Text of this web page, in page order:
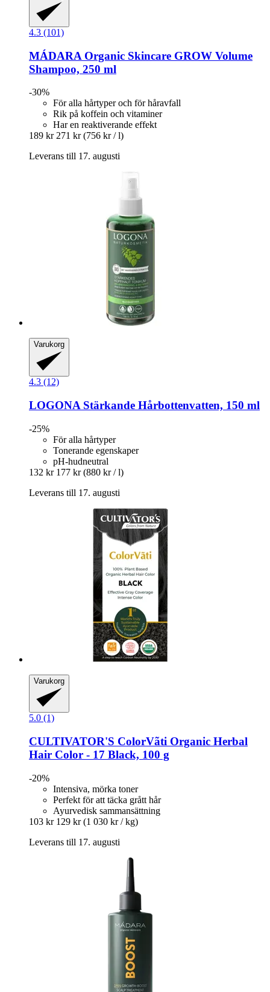
4.3 (101)
MÁDARA Organic Skincare GROW Volume
Shampoo, 250 ml
-30%
För alla hårtyper och för håravfall
Rik på koffein och vitaminer
Har en reaktiverande effekt
189 kr 271 kr (756 kr / l)
Leverans till 17. augusti
Varukorg
4.3 (12)
LOGONA Stärkande Hårbottenvatten, 150 ml
-25%
För alla hårtyper
Tonerande egenskaper
pH-hudneutral
132 kr 177 kr (880 kr / l)
Leverans till 17. augusti
Varukorg
5.0 (1)
CULTIVATOR'S ColorVãti Organic Herbal
Hair Color -​ 17 Black, 100 g
-20%
Intensiva, mörka toner
Perfekt för att täcka grått hår
Ayurvedisk sammansättning
103 kr 129 kr (1 030 kr / kg)
Leverans till 17. augusti